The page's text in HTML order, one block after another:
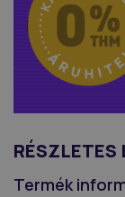
RÉSZLETES
Termék